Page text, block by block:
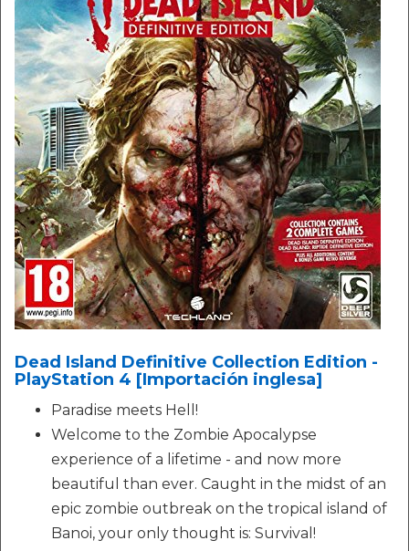
Dead Island Definitive Collection Edition -
PlayStation 4 [Importación inglesa]
Paradise meets Hell!
Welcome to the Zombie Apocalypse
experience of a lifetime - and now more
beautiful than ever. Caught in the midst of an
epic zombie outbreak on the tropical island of
Banoi, your only thought is: Survival!